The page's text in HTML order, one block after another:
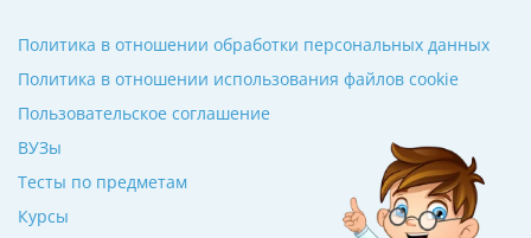
ВУЗы
Тесты по предметам
Курсы
Политика в отношении обработки персональных данных
Политика в отношении использования файлов cookie
Пользовательское соглашение